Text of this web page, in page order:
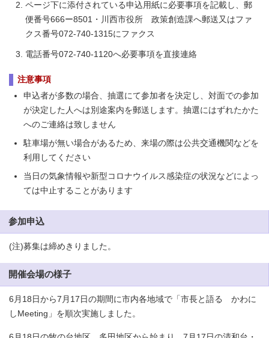
ページ下に添付されている申込用紙に必要事項を記載し、郵
便番号666ー8501・川西市役所 政策創造課へ郵送又はファ
クス番号072-740-1315にファクス
電話番号072-740-1120へ必要事項を直接連絡
注意事項
申込者が多数の場合、抽選にて参加者を決定し、対面での参加
が決定した人へは別途案内を郵送します。抽選にはずれたかた
へのご連絡は致しません
駐車場が無い場合があるため、来場の際は公共交通機関などを
利用してください
当日の気象情報や新型コロナウイルス感染症の状況などによっ
ては中止することがあります
参加申込
(注)募集は締めきりました。
開催会場の様子
6月18日から7月17日の期間に市内各地域で「市長と語る かわに
しMeeting」を順次実施しました。